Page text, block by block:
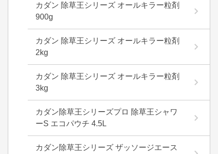
カダン 除草王シリーズ オールキラー粒剤
900g
カダン 除草王シリーズ オールキラー粒剤
2kg
カダン 除草王シリーズ オールキラー粒剤
3kg
カダン除草王シリーズプロ 除草王シャワ
ーS エコパウチ 4.5L
カダン除草王シリーズ ザッソージエース